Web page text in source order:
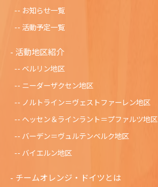
お知らせ一覧
活動予定一覧
活動地区紹介
ベルリン地区
ニーダーザクセン地区
ノルトライン＝ヴェストファーレン地区
ヘッセン＆ラインラント＝プファルツ地区
バーデン＝ヴュルテンベルク地区
バイエルン地区
チームオレンジ・ドイツとは